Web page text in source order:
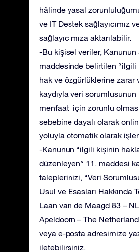
hâlinde yasal
ve IT Destek sağlayıcımız
sağlayıcımıza aktarılabilir.
-Bu kişisel veriler, Kanunun
maddesinde belirtilen “ilgili
hak ve özgürlüklerine zarar
kaydıyla veri sorumlusunun
menfaati için zorunlu
sebebine dayalı olarak
yoluyla otomatik olarak
-Kanunun “ilgili kişinin
düzenleyen” 11. maddesi
taleplerinizi, “Veri
Usul ve Esasları Hakkında
Laan van de Maagd 83 –
Apeldoorn – The
veya e-posta adresimize
iletebilirsiniz.